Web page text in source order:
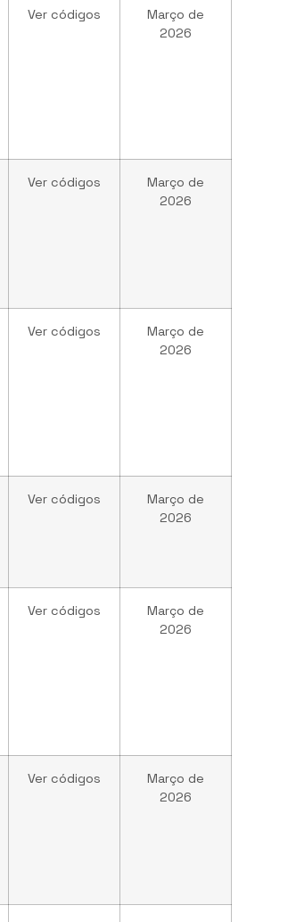
Ver códigos
Março de
2026
Ver códigos
Março de
2026
Ver códigos
Março de
2026
Ver códigos
Março de
2026
Ver códigos
Março de
2026
Ver códigos
Março de
2026